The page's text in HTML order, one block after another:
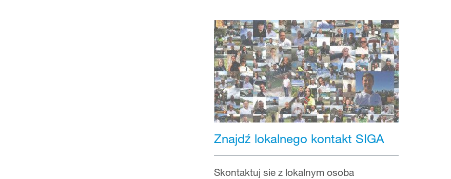
Znajdź lokalnego kontakt SIGA
Skontaktuj sie z lokalnym osoba